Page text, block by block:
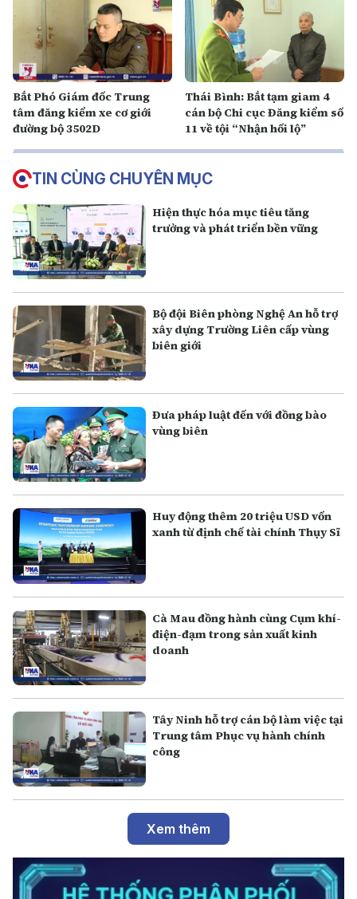
Bắt Phó Giám đốc Trung
tâm đăng kiểm xe cơ giới
đường bộ 3502D
Thái Bình: Bắt tạm giam 4
cán bộ Chi cục Đăng kiểm số
11 về tội “Nhận hối lộ”
TIN CÙNG CHUYÊN MỤC
Hiện thực hóa mục tiêu tăng
trưởng và phát triển bền vững
Bộ đội Biên phòng Nghệ An hỗ trợ
xây dựng Trường Liên cấp vùng
biên giới
Đưa pháp luật đến với đồng bào
vùng biên
Huy động thêm 20 triệu USD vốn
xanh từ định chế tài chính Thụy Sĩ
Cà Mau đồng hành cùng Cụm khí-
điện-đạm trong sản xuất kinh
doanh
Tây Ninh hỗ trợ cán bộ làm việc tại
Trung tâm Phục vụ hành chính
công
Xem thêm